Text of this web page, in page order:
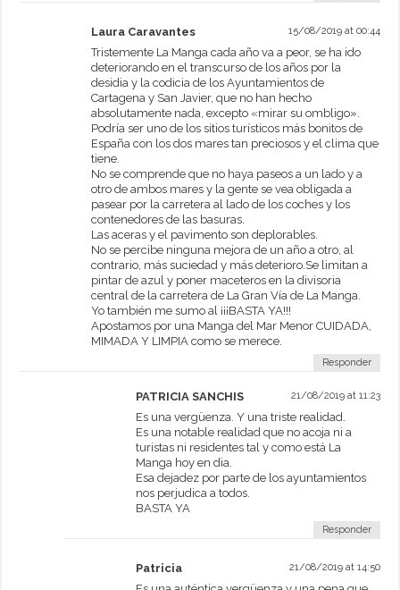
Laura Caravantes 15/08/2019 at 00:44
Tristemente La Manga cada año va a peor, se ha ido
deteriorando en el transcurso de los años por la
desidia y la codicia de los Ayuntamientos de
Cartagena y San Javier, que no han hecho
absolutamente nada, excepto «mirar su ombligo».
Podría ser uno de los sitios turísticos más bonitos de
España con los dos mares tan preciosos y el clima que
tiene.
No se comprende que no haya paseos a un lado y a
otro de ambos mares y la gente se vea obligada a
pasear por la carretera al lado de los coches y los
contenedores de las basuras.
Las aceras y el pavimento son deplorables.
No se percibe ninguna mejora de un año a otro, al
contrario, más suciedad y más deterioro.Se limitan a
pintar de azul y poner maceteros en la divisoria
central de la carretera de La Gran Vía de La Manga.
Yo también me sumo al ¡¡¡BASTA YA!!!
Apostamos por una Manga del Mar Menor CUIDADA,
MIMADA Y LIMPIA como se merece.
Responder
PATRICIA SANCHIS 21/08/2019 at 11:23
Es una vergüenza. Y una triste realidad.
Es una notable realidad que no acoja ni a
turistas ni residentes tal y como está La
Manga hoy en dia.
Esa dejadez por parte de los ayuntamientos
nos perjudica a todos.
BASTA YA
Responder
Patricia 21/08/2019 at 14:50